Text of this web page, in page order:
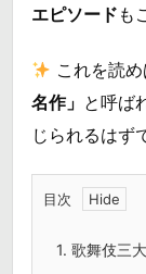
エピソード も
これを読
名作」 と呼ば
じられるはず
目次
1. 歌舞伎三